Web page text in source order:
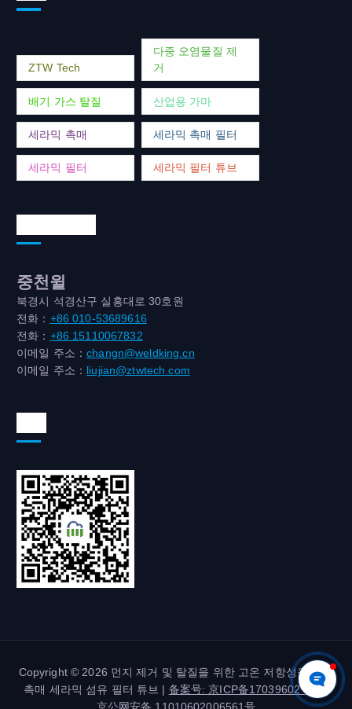
ZTW Tech
다중 오염물질 제
거
배기 가스 탈질 산업용 가마
세라믹 촉매 세라믹 촉매 필터
세라믹 필터 세라믹 필터 튜브
중천윌
북경시 석경산구 실흥대로 30호원
전화： +86 010-53689616
전화： +86 15110067832
이메일 주소：changn@weldking.cn
이메일 주소： liujian@ztwtech.com
Copyright © 2026 먼지 제거 및 탈질을 위한 고온 저항성을 갖춘
촉매 세라믹 섬유 필터 튜브 | 备案号: 京ICP备17039602号-2|
京公网安备 11010602006561号